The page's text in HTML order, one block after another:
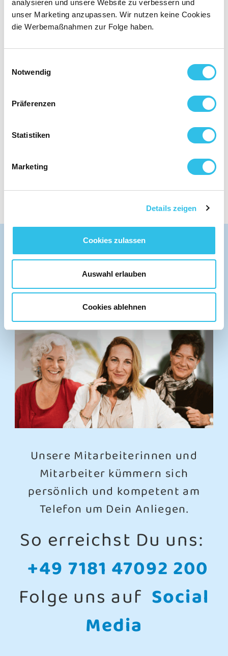
analysieren und unsere Website zu verbessern und
unser Marketing anzupassen. Wir nutzen keine Cookies
die Werbemaßnahmen zur Folge haben.
Notwendig
Präferenzen
Statistiken
Marketing
Details zeigen
Cookies zulassen
Auswahl erlauben
Cookies ablehnen
Atemwegsbelastungen durch Putz-, Wasch- und
Spülmittel und macht die tägliche Anwendung
PERSÖNLICHE BERATUNG
Unsere Mitarbeiterinnen und
Mitarbeiter kümmern sich
persönlich und kompetent am
Telefon um Dein Anliegen.
So erreichst Du uns:
+49 7181 47092 200
Folge uns auf Social
Media